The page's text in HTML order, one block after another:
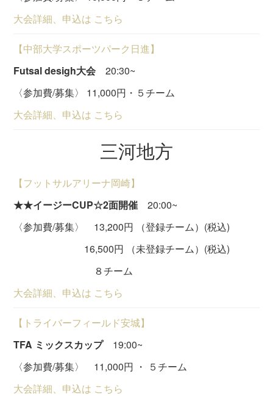
大会詳細、申込は こちら
【中部大学スポーツパーク日進】
Futsal desigh大会 20:30~
〈参加費/募集〉 11,000円・５チーム
大会詳細、申込は こちら
三河地方
【フットサルアリーナ岡崎】
★★イージーCUP☆2面開催 20:00~
〈参加費/募集〉 13,200円 （登録チーム）(税込)
16,500円 （未登録チーム）(税込)
８チーム
大会詳細、申込は こちら
【トライバーフィールド安城】
TFA ミックスカップ19:00~
〈参加費/募集〉 11,000円 ・ ５チーム
大会詳細、申込は こちら